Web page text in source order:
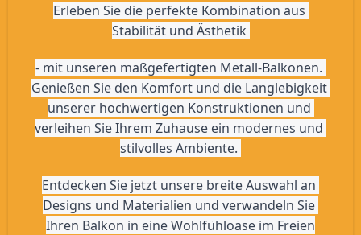
Erleben Sie die perfekte Kombination aus
Stabilität und Ästhetik
- mit unseren maßgefertigten Metall-Balkonen.
Genießen Sie den Komfort und die Langlebigkeit
unserer hochwertigen Konstruktionen und
verleihen Sie Ihrem Zuhause ein modernes und
stilvolles Ambiente.
Entdecken Sie jetzt unsere breite Auswahl an
Designs und Materialien und verwandeln Sie
Ihren Balkon in eine Wohlfühloase im Freien